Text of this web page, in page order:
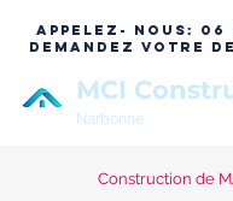
APPELEZ- NOUS:
06
DEMANDEZ VOTRE
MCI
Narbonne
Construction de